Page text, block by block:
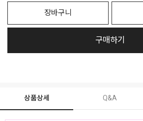
장바구니
구매하기
상품상세 Q&A